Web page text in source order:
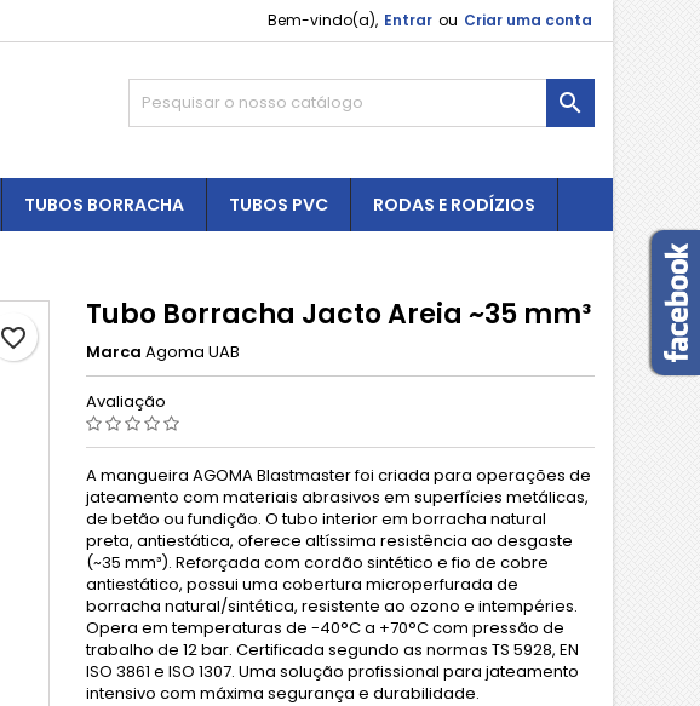
Bem-vindo(a), Entrar ou Criar uma conta

TUBOS BORRACHA TUBOS PVC RODAS E RODÍZIOS
favorite_border
Tubo Borracha Jacto Areia ~35 mm³
Marca Agoma UAB
Avaliação
A mangueira AGOMA Blastmaster foi criada para operações de
jateamento com materiais abrasivos em superfícies metálicas,
de betão ou fundição. O tubo interior em borracha natural
preta, antiestática, oferece altíssima resistência ao desgaste
(~35 mm³). Reforçada com cordão sintético e fio de cobre
antiestático, possui uma cobertura microperfurada de
borracha natural/sintética, resistente ao ozono e intempéries.
Opera em temperaturas de -40°C a +70°C com pressão de
trabalho de 12 bar. Certificada segundo as normas TS 5928, EN
ISO 3861 e ISO 1307. Uma solução profissional para jateamento
intensivo com máxima segurança e durabilidade.